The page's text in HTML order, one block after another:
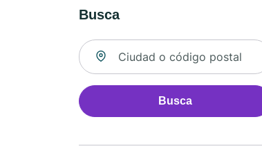
Busca
Buscar ubicación
Busca